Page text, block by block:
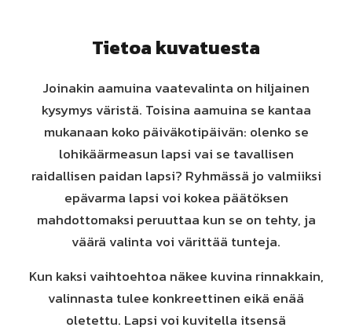
Tietoa kuvatuesta
Joinakin aamuina vaatevalinta on hiljainen
kysymys väristä. Toisina aamuina se kantaa
mukanaan koko päiväkotipäivän: olenko se
lohikäärmeasun lapsi vai se tavallisen
raidallisen paidan lapsi? Ryhmässä jo valmiiksi
epävarma lapsi voi kokea päätöksen
mahdottomaksi peruuttaa kun se on tehty, ja
väärä valinta voi värittää tunteja.
Kun kaksi vaihtoehtoa näkee kuvina rinnakkain,
valinnasta tulee konkreettinen eikä enää
oletettu. Lapsi voi kuvitella itsensä